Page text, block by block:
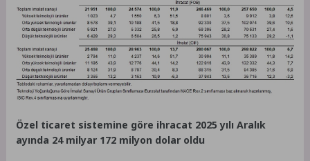
Özel ticaret sistemine göre ihracat 2025 yılı Aralık
ayında 24 milyar 172 milyon dolar oldu